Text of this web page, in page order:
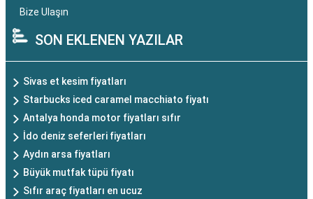
Bize Ulaşın
SON EKLENEN YAZILAR
Sivas et kesim fiyatları
Starbucks iced caramel macchiato fiyatı
Antalya honda motor fiyatları sıfır
İdo deniz seferleri fiyatları
Aydın arsa fiyatları
Büyük mutfak tüpü fiyatı
Sıfır araç fiyatları en ucuz